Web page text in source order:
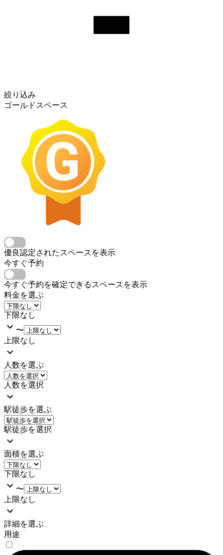
絞り込み
ゴールドスペース
優良認定されたスペースを表示
今すぐ予約
今すぐ予約を確定できるスペースを表示
料金を選ぶ
下限なし
〜
上限なし
人数を選ぶ
人数を選択
駅徒歩を選ぶ
駅徒歩を選択
面積を選ぶ
下限なし
〜
上限なし
詳細を選ぶ
用途